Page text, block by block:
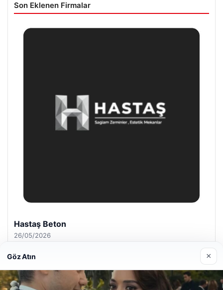
Son Eklenen Firmalar
Hastaş Beton
26/05/2026
Göz Atın ×